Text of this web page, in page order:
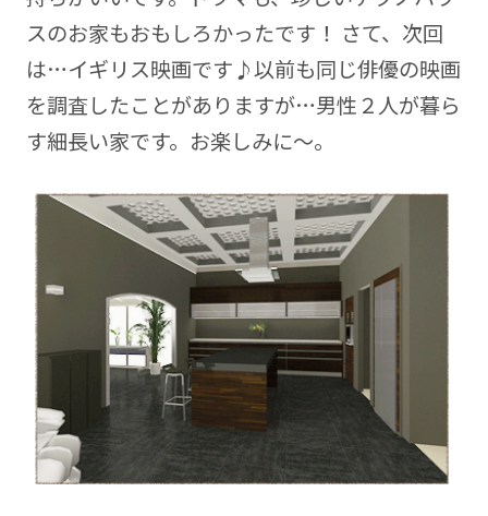
スのお家もおもしろかったです！ さて、次回
は…イギリス映画です♪以前も同じ俳優の映画
を調査したことがありますが…男性２人が暮ら
す細長い家です。お楽しみに～。